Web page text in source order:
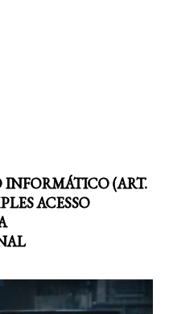
INFORMÁTICO (ART.
ACESSO